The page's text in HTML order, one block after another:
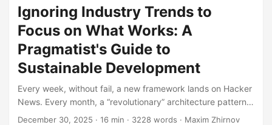
Ignoring Industry Trends to
Focus on What Works: A
Pragmatist's Guide to
Sustainable Development
Every week, without fail, a new framework lands on Hacker
News. Every month, a “revolutionary” architecture pattern
emerges from a tech conference. Every quarter, some
December 30, 2025 · 16 min · 3228 words · Maxim Zhirnov